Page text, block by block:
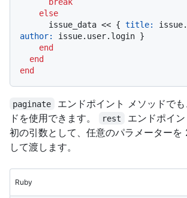
else
      issue_data << {
title:
author:
issue.user.login }
end
end
end
paginate エンドポイント メソッドでも
ドを使用できます。
rest
エンドポイ
初の引数として、任意のパラメーターを
して渡します。
Ruby